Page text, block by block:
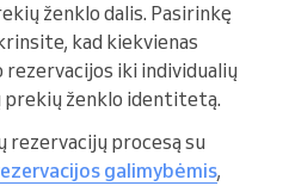
ženklo dalis. Pasirinkę
kad kiekvienas
iki individualių
prekių ženklo identitetą.
procesą su
galimybėmis,